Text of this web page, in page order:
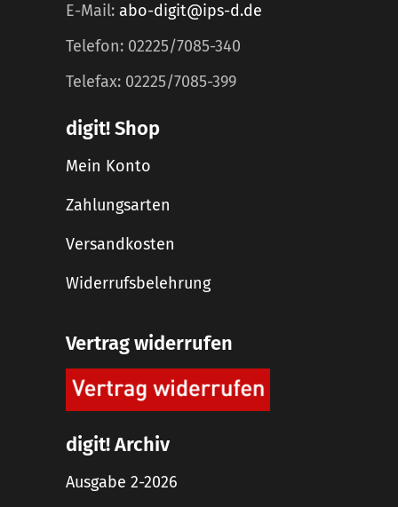
E-Mail: abo-digit@ips-d.de
Telefon: 02225/7085-340
Telefax: 02225/7085-399
digit! Shop
Mein Konto
Zahlungsarten
Versandkosten
Widerrufsbelehrung
Vertrag widerrufen
digit! Archiv
Ausgabe 2-2026